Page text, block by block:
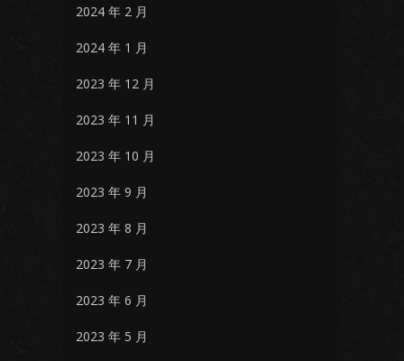
2024 年 2 月
2024 年 1 月
2023 年 12 月
2023 年 11 月
2023 年 10 月
2023 年 9 月
2023 年 8 月
2023 年 7 月
2023 年 6 月
2023 年 5 月